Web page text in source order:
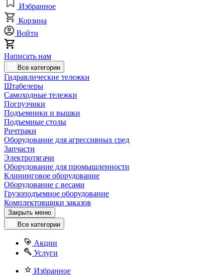
Избранное
Корзина
Войти
Написать нам
Все категории
Гидравлические тележки
Штабелеры
Самоходные тележки
Погрузчики
Подъемники и вышки
Подъемные столы
Ричтраки
Оборудование для агрессивных сред
Запчасти
Электротягачи
Оборудование для промышленности
Клининговое оборудование
Оборудование с весами
Грузоподъемное оборудование
Комплектовщики заказов
Закрыть меню
Все категории
Акции
Услуги
Избранное